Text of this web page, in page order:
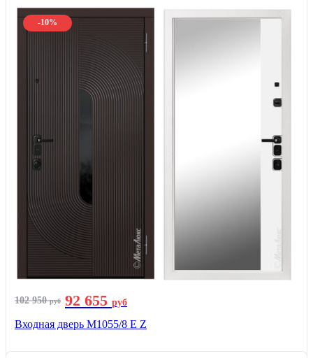
-10%
102 950руб 92 655 руб
Входная дверь М1055/8 Е Z